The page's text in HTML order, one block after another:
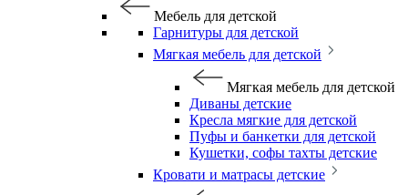
Мебель для детской
Гарнитуры для детской
Мягкая мебель для детской
Мягкая мебель для детской
Диваны детские
Кресла мягкие для детской
Пуфы и банкетки для детской
Кушетки, софы тахты детские
Кровати и матрасы детские